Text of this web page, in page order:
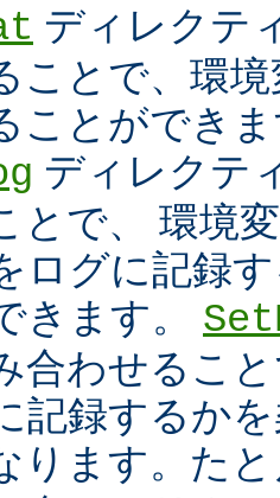
ディレクテ
ことで、環
ことができ
ディレクテ
とで、 環境
ログに記録
きます。
合わせるこ
記録するか
ります。た